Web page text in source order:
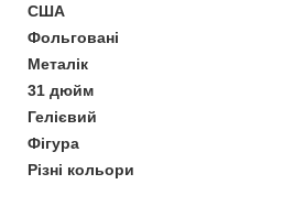
США
Фольговані
Металік
31 дюйм
Гелієвий
Фігура
Різні кольори